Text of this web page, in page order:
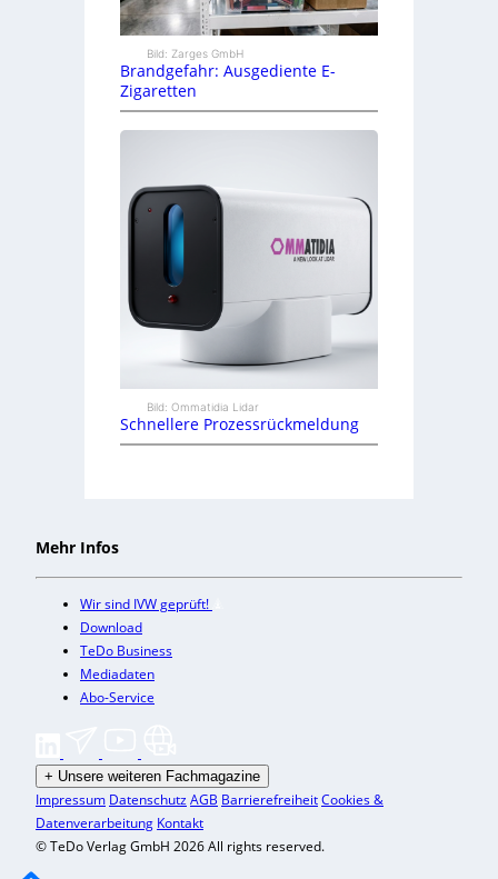
Bild: Zarges GmbH
Brandgefahr: Ausgediente E-
Zigaretten
Bild: Ommatidia Lidar
Schnellere Prozessrückmeldung
Mehr Infos
Wir sind IVW geprüft!
Download
TeDo Business
Mediadaten
Abo-Service
+ Unsere weiteren Fachmagazine
Impressum DatenschutzAGB BarrierefreiheitCookies &
Datenverarbeitung Kontakt
© TeDo Verlag GmbH 2026 All rights reserved.